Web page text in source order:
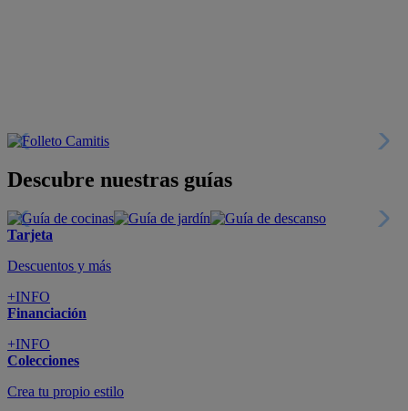
Descubre nuestras guías
Tarjeta
Descuentos y más
+INFO
Financiación
+INFO
Colecciones
Crea tu propio estilo